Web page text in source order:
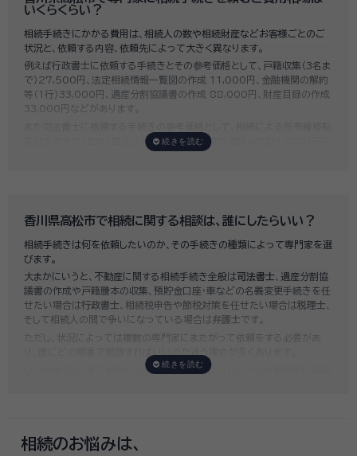
いくらくらい？
相続手続きにかかる費用は、相続人の数や相続財産などお客様ごとのご
状況と、依頼する内容、依頼先によって大きく異なります。
例えば行政書士に依頼する手続きとその参考価格として、戸籍収集（3名ま
で）27,500円、法定相続情報一覧図の作成 11,000円、金融機関の解約
等（1行）33,000円、遺産分割協議書の作成 88,000円、財産目録の作成
33,000円などがあります。
登記手続きで「土地1筆及び建物1棟（固定資産評価額の合計1,000万円）
せると100万円近くかそれ以上費用がかかってしまう場合もあるなど、非
いい相続では、お客様ごとに必要な相続手続きを明らかにし、無料で見積
もり をお出ししております。予算に合わせてご自身で対応できないものの
み依頼することも可能ですので、まずはお気軽にご相談ください。
香川県高松市で相続に関する相談は、誰にしたらいい？
相続手続きは何を依頼したいのか、その手続きの種類によって専門家を選
びます。
大まかにいうと、不動産に関する相続手続き全般は司法書士 、遺産分割協
議書の作成や戸籍謄本の収集、預貯金口座・車などの名義変更手続きを任
せたい場合は行政書士 、相続税申告や節税対策を任せたい場合は税理士
そして相続人の間で争いになっている場合は弁護士です。
ただし、状況によっては複数の専門家にまたがって依頼をする必要があ
いい相続では「誰に相談したらいいかわからない」「いきなり専門家に連絡
相続のお悩みは、